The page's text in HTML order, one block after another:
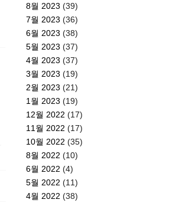
8월 2023 (39)
7월 2023 (36)
6월 2023 (38)
5월 2023 (37)
4월 2023 (37)
3월 2023 (19)
2월 2023 (21)
1월 2023 (19)
12월 2022 (17)
11월 2022 (17)
10월 2022 (35)
8월 2022 (10)
6월 2022 (4)
5월 2022 (11)
4월 2022 (38)